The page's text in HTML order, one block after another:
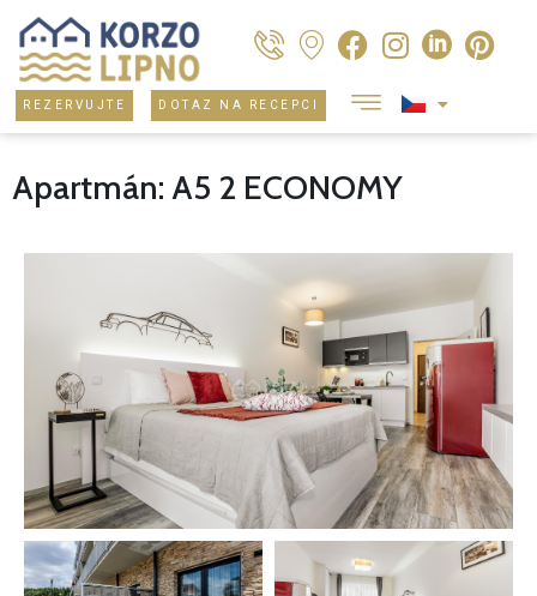
REZERVUJTE DOTAZ NA RECEPCI
Apartmán: A5 2 ECONOMY